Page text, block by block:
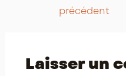
précédent
Laisser un